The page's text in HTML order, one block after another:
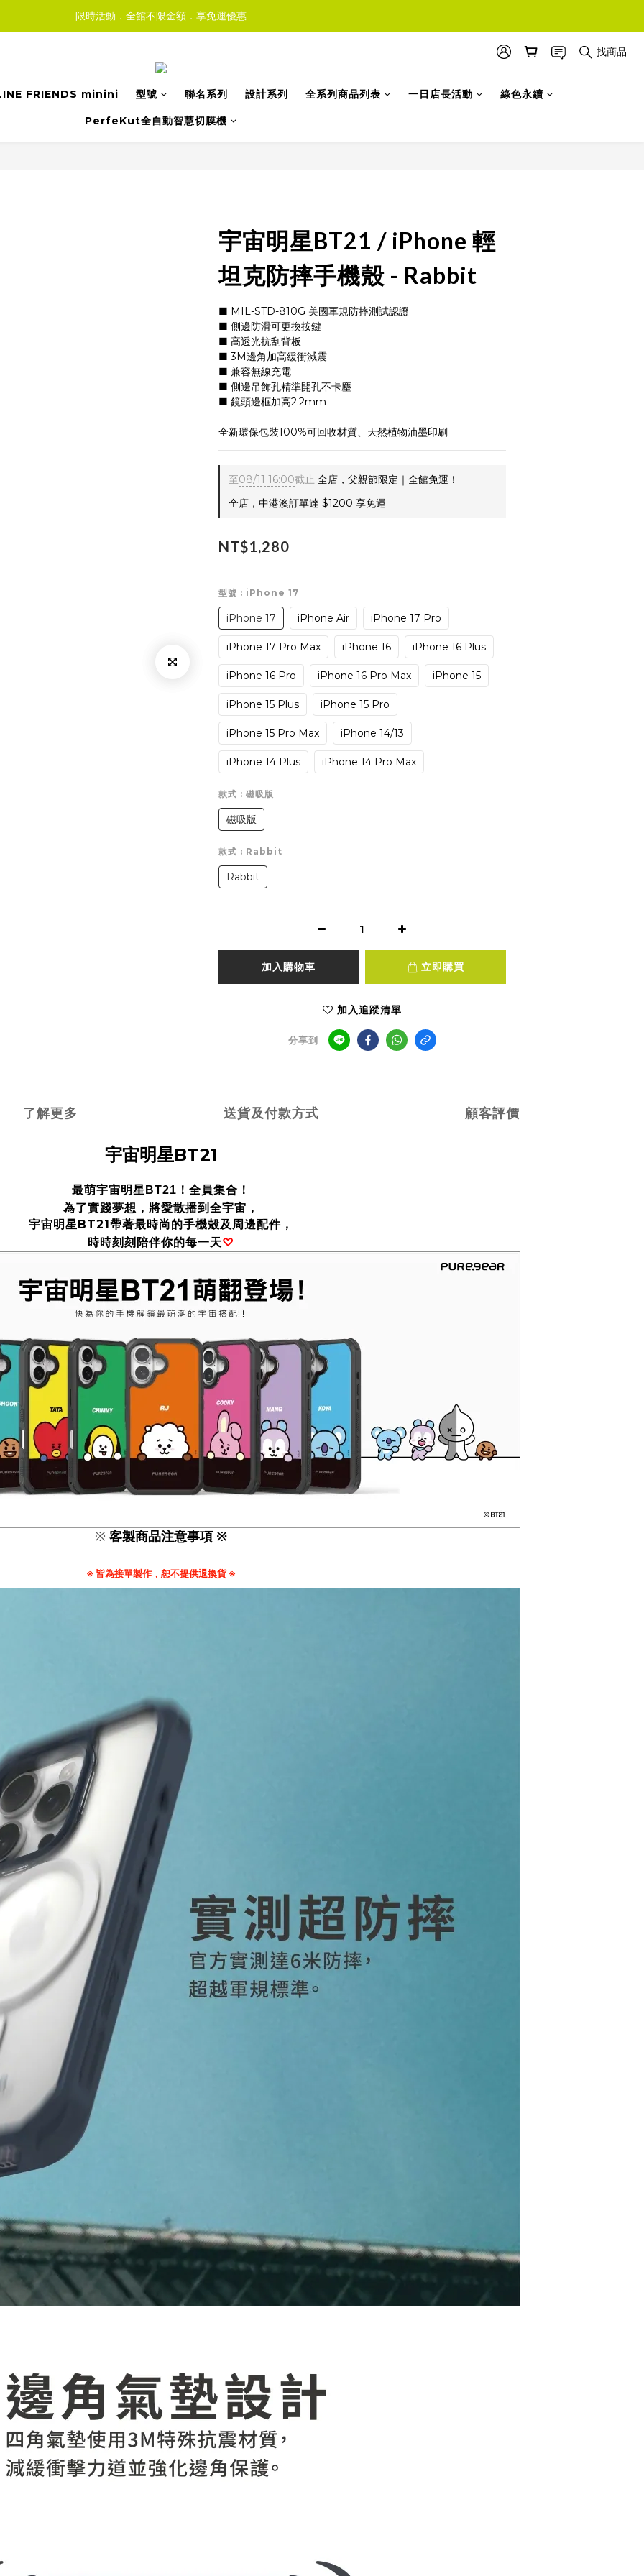
限時活動．全館不限金額．享免運優惠
找商品
FRIENDS minini 型號 聯名系列 設計系列 全系列商品列表 一日店長活動 綠色永續
PerfeKut全自動智慧切膜機
宇宙明星BT21 / iPhone 輕
坦克防摔手機殼 - Rabbit
■ MIL-STD-810G 美國軍規防摔測試認證
■ 側邊防滑可更換按鍵
■ 高透光抗刮背板
■ 3M邊角加高緩衝減震
■ 兼容無線充電
■ 側邊吊飾孔精準開孔不卡塵
■ 鏡頭邊框加高2.2mm
全新環保包裝100%可回收材質、天然植物油墨印刷
至08/11 16:00截止 全店，父親節限定｜全館免運！
全店，中港澳訂單達 $1200 享免運
NT$1,280
型號 : iPhone 17
iPhone 17 iPhone Air iPhone 17 Pro
iPhone 17 Pro Max iPhone 16 iPhone 16 Plus
iPhone 16 Pro iPhone 16 Pro Max iPhone 15
iPhone 15 Plus iPhone 15 Pro
iPhone 15 Pro Max iPhone 14/13
iPhone 14 Plus iPhone 14 Pro Max
款式 : 磁吸版
磁吸版
款式 : Rabbit
Rabbit
加入購物車 立即購買
加入追蹤清單
分享到
了解更多 送貨及付款方式 顧客評價
宇宙明星BT21
最萌宇宙明星 BT21 ！全員集合！
為了實踐夢想，將愛散播到全宇宙 ，
宇宙明星BT21帶著最時尚的手機殼及周邊配件 ，
時時刻 刻 陪伴你的每一天♡
※ 客製商品注意事項 ※
※ 皆為接單製作，恕不提供退換貨 ※